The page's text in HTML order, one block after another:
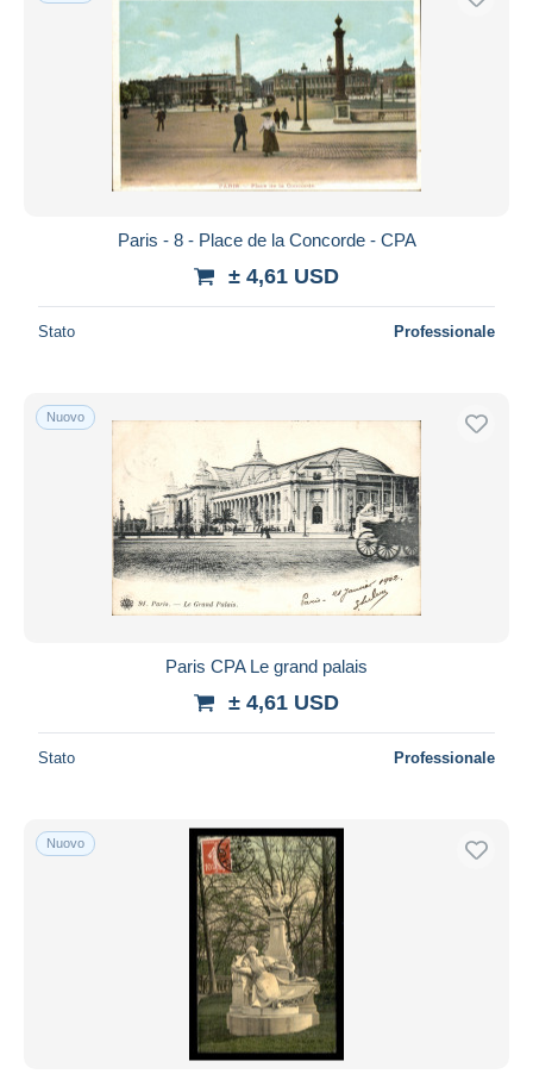
Paris - 8 - Place de la Concorde - CPA
± 4,61 USD
Stato Professionale
Nuovo
Paris CPA Le grand palais
± 4,61 USD
Stato Professionale
Nuovo